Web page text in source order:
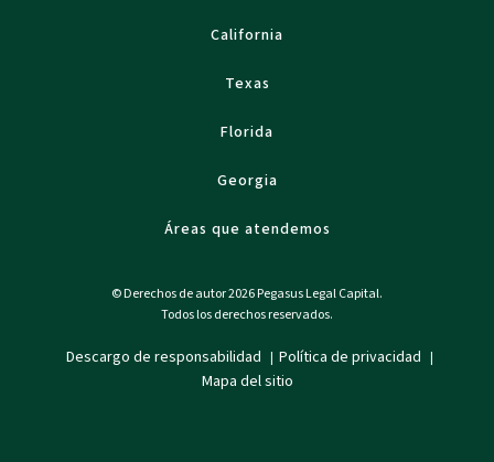
California
Texas
Florida
Georgia
Áreas que atendemos
© Derechos de autor 2026 Pegasus Legal Capital.
Todos los derechos reservados.
Descargo de responsabilidad | Política de privacidad |
Mapa del sitio